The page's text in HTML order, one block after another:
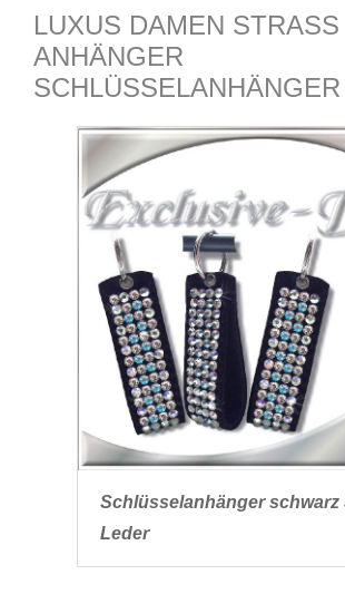
LUXUS DAMEN STRASS
ANHÄNGER
SCHLÜSSELANHÄNGER
Schlüsselanhänger schwarz
Leder